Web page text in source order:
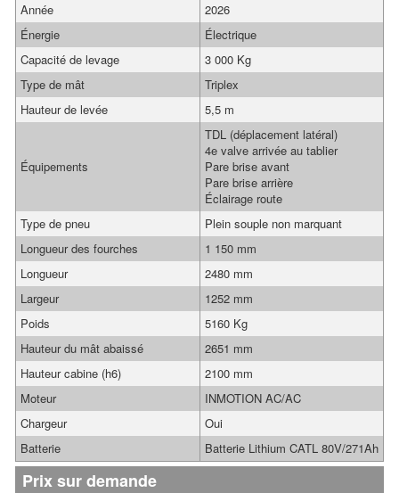
Année
2026
Énergie
Électrique
Capacité de levage
3 000 Kg
Type de mât
Triplex
Hauteur de levée
5,5 m
Équipements
TDL (déplacement latéral)
4e valve arrivée au tablier
Pare brise avant
Pare brise arrière
Éclairage route
Type de pneu
Plein souple non marquant
Longueur des fourches
1 150 mm
Longueur
2480 mm
Largeur
1252 mm
Poids
5160 Kg
Hauteur du mât abaissé
2651 mm
Hauteur cabine (h6)
2100 mm
Moteur
INMOTION AC/AC
Chargeur
Oui
Batterie
Batterie Lithium CATL 80V/271Ah
Prix sur demande